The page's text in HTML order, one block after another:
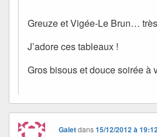
Greuze et Vigée-Le Brun…
J’adore ces tableaux !
Gros bisous et douce soirée à
Galetdans15/12/2012 à